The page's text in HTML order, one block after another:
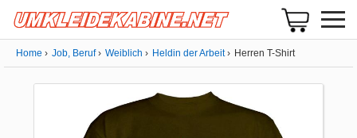
Home Job, Beruf Weiblich Heldin der Arbeit Herren T-Shirt